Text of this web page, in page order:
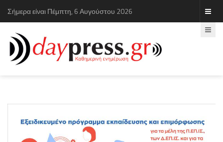
Σήμερα είναι Πέμπτη, 6 Αυγούστου 2026